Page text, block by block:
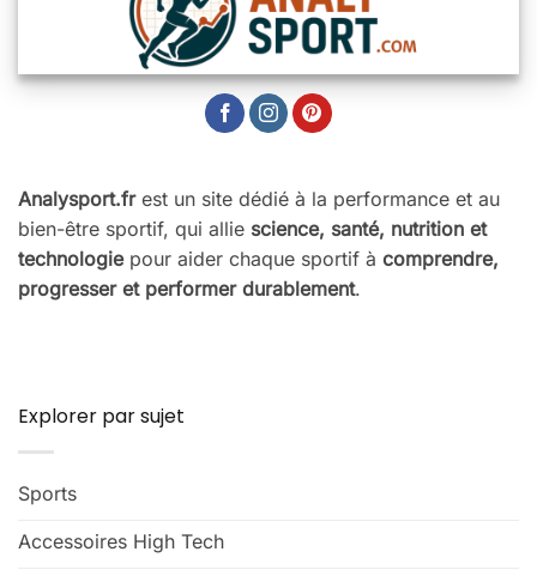
Analysport.frest un site dédié à la performance et au
bien-être sportif, qui allie science, santé, nutrition et
technologiepour aider chaque sportif à comprendre,
progresser et performer durablement.
Explorer par sujet
Sports
Accessoires High Tech